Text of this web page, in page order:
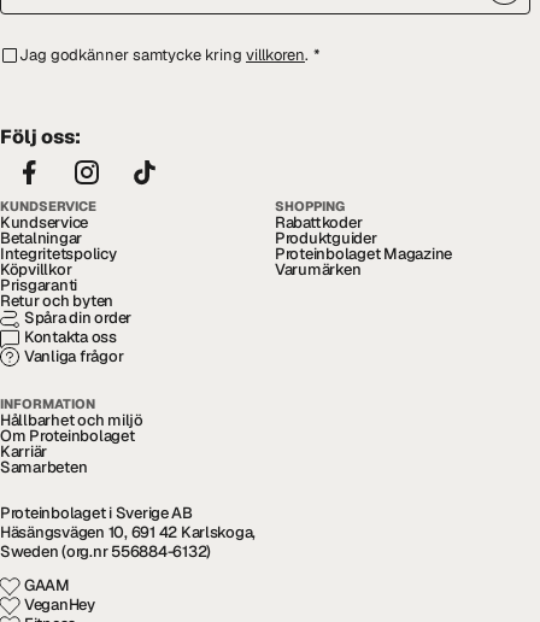
Jag godkänner samtycke kring villkoren. *
Följ oss:
KUNDSERVICE
Kundservice
Betalningar
Integritetspolicy
Köpvillkor
Prisgaranti
Retur och byten
Spåra din order
Kontakta oss
Vanliga frågor
SHOPPING
Rabattkoder
Produktguider
Proteinbolaget Magazine
Varumärken
INFORMATION
Hållbarhet och miljö
Om Proteinbolaget
Karriär
Samarbeten
Proteinbolaget i Sverige AB
Häsängsvägen 10, 691 42 Karlskoga,
Sweden (org.nr 556884-6132)
GAAM
VeganHey